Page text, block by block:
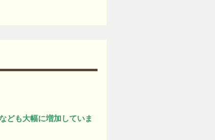
ども大幅に増加していま